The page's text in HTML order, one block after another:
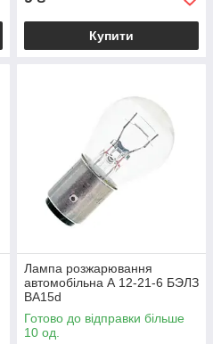
Купити
Лампа розжарювання
автомобільна А 12-21-6 БЭЛЗ
BA15d
Готово до відправки більше
10 од.